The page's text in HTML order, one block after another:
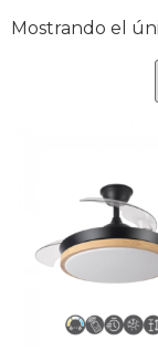
Mostrando el